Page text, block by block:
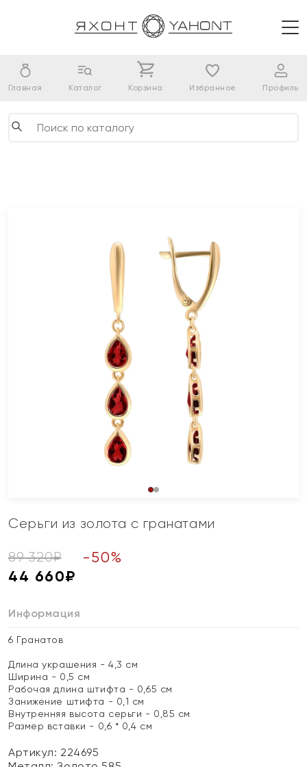
Главная Каталог Корзина Избранное Профиль
Серьги из золота с гранатами
89 320₽ -50%
44 660₽
Информация
6 Гранатов
Длина украшения - 4,3 см
Ширина - 0,5 см
Рабочая длина штифта - 0,65 см
Занижение штифта - 0,1 см
Внутренняя высота серьги - 0,85 см
Размер вставки - 0,6 * 0,4 см
Артикул: 224695